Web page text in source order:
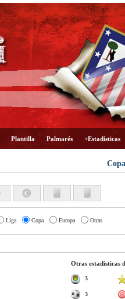
Plantilla Palmarés +Estadísticas
Liga Copa Europa Otras
Otras estadísticas
3
3